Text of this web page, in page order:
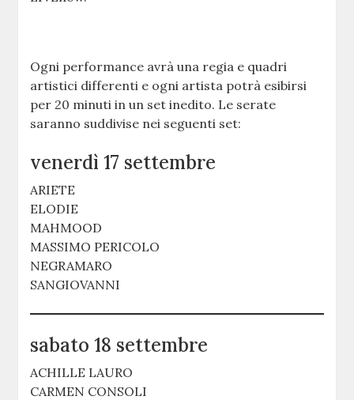
Ogni performance avrà una regia e quadri
artistici differenti e ogni artista potrà esibirsi
per 20 minuti in un set inedito. Le serate
saranno suddivise nei seguenti set:
venerdì 17 settembre
ARIETE
ELODIE
MAHMOOD
MASSIMO PERICOLO
NEGRAMARO
SANGIOVANNI
sabato 18 settembre
ACHILLE LAURO
CARMEN CONSOLI